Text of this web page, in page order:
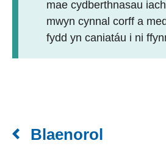
mae cydberthnasau
mwyn cynnal corff a
fydd yn caniatáu i ni
Blaenorol